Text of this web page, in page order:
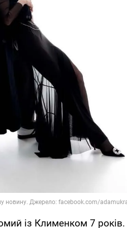
із Клименком 7 років.